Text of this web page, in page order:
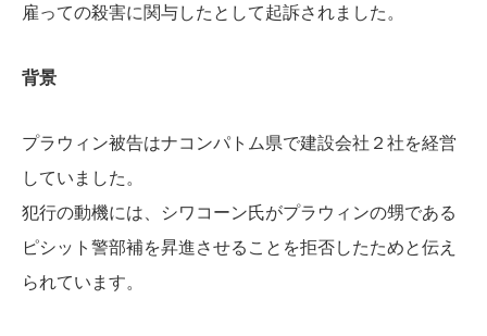
雇っての殺害に関与したとして起訴されました。
背景
プラウィン被告はナコンパトム県で建設会社２社を経営
していました。
犯行の動機には、シワコーン氏がプラウィンの甥である
ピシット警部補を昇進させることを拒否したためと伝え
られています。